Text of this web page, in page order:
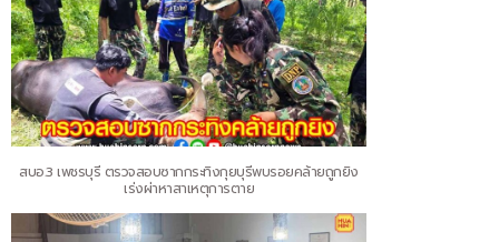
สบอ.3 เพชรบุรี ตรวจสอบซากกระทิงกุยบุรีพบรอยคล้ายถูกยิง
เร่งผ่าหาสาเหตุการตาย